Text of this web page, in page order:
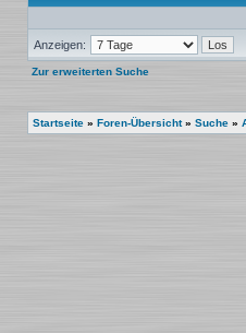
Anzeigen:
Zur erweiterten Suche
Startseite » Foren-Übersicht» Suche »